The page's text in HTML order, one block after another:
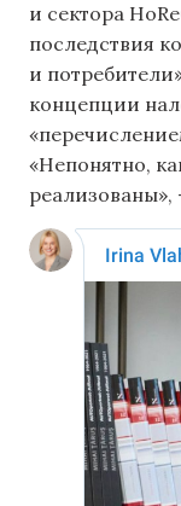
и сектора
последствия
и
концепции
«Непонятно,
реализованы»,